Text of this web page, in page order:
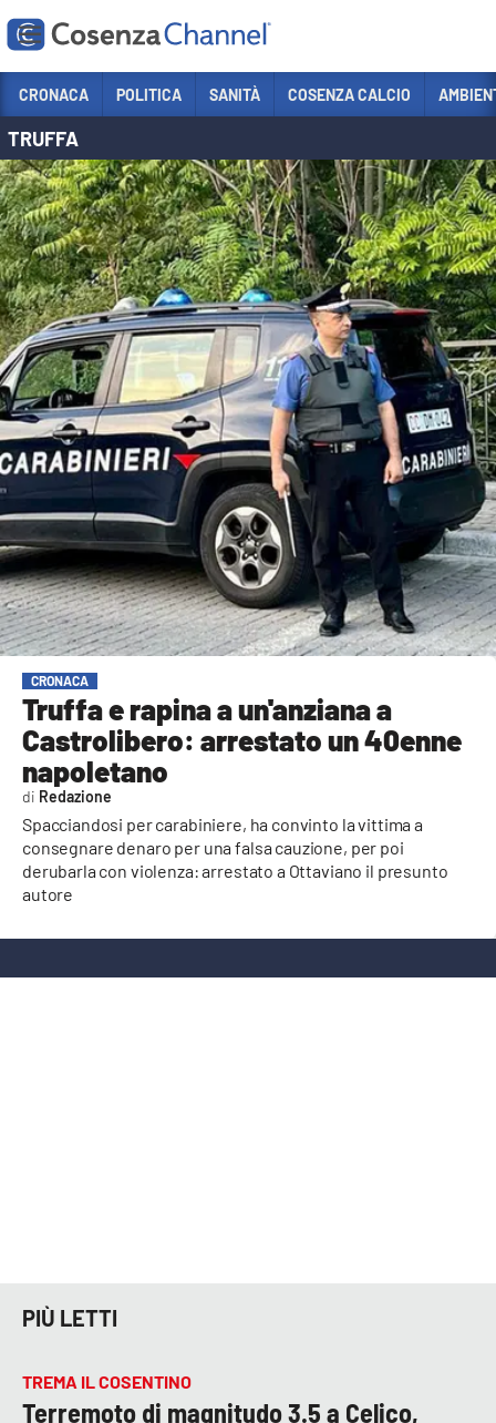
Sezioni
CRONACA
POLITICA
COSENZA CALCIO
ECONOMIA E LAVORO
ITALIA MONDO
SANITÀ
SPORT
CULTURA
AMBIENTE
Streaming
LAC TV
LAC NETWORK
LAC ONAIR
LaC
Network
LACPLAY.IT
LACTV.IT
LACONAIR.IT
CRONACA POLITICA SANITÀ COSENZA CALCIO
TRUFFA
CRONACA
Truffa e rapina a un'anziana a
Castrolibero: arrestato un 40enne
napoletano
Spacciandosi per carabiniere, ha convinto la vittima a
consegnare denaro per una falsa cauzione, per poi
derubarla con violenza: arrestato a Ottaviano il presunto
autore
Redazione
PIÙ LETTI
TREMA IL COSENTINO
Terremoto di magnitudo 3.5 a Celico,